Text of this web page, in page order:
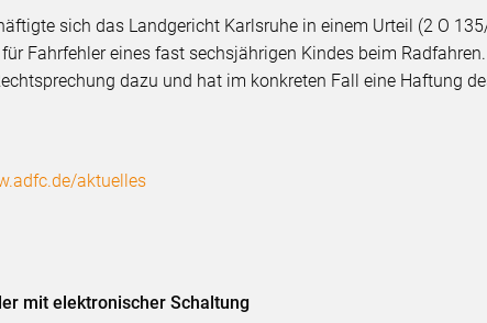
sich das Landgericht Karlsruhe in einem Urteil (2 O
Fahrfehler eines fast sechsjährigen Kindes beim Radfahren.
dazu und hat im konkreten Fall eine Haftung
aktuelles
mit elektronischer Schaltung